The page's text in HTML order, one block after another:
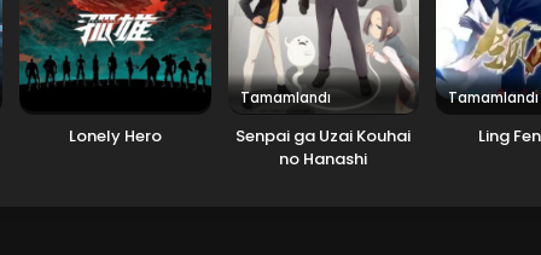
Lonely Hero
Tamamlandı
Senpai ga Uzai Kouhai
no Hanashi
Tamamlandı
Ling